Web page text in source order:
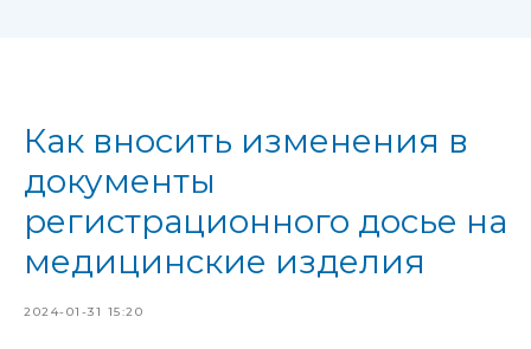
Получить расчет
Как вносить изменения в
документы
регистрационного досье на
медицинские изделия
2024-01-31 15:20